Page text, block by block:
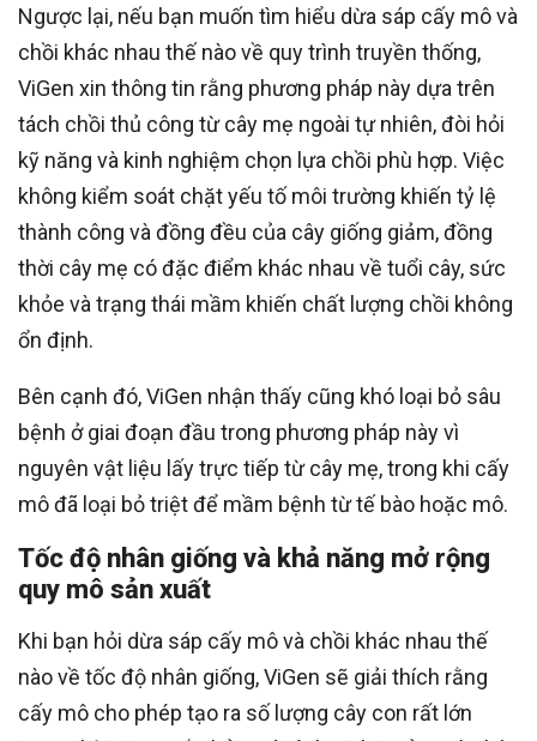
Ngược lại, nếu bạn muốn tìm hiểu dừa sáp cấy mô và
chồi khác nhau thế nào về quy trình truyền thống,
ViGen xin thông tin rằng phương pháp này dựa trên
tách chồi thủ công từ cây mẹ ngoài tự nhiên, đòi hỏi
kỹ năng và kinh nghiệm chọn lựa chồi phù hợp. Việc
không kiểm soát chặt yếu tố môi trường khiến tỷ lệ
thành công và đồng đều của cây giống giảm, đồng
thời cây mẹ có đặc điểm khác nhau về tuổi cây, sức
khỏe và trạng thái mầm khiến chất lượng chồi không
ổn định.
Bên cạnh đó, ViGen nhận thấy cũng khó loại bỏ sâu
bệnh ở giai đoạn đầu trong phương pháp này vì
nguyên vật liệu lấy trực tiếp từ cây mẹ, trong khi cấy
mô đã loại bỏ triệt để mầm bệnh từ tế bào hoặc mô.
Tốc độ nhân giống và khả năng mở rộng
quy mô sản xuất
Khi bạn hỏi dừa sáp cấy mô và chồi khác nhau thế
nào về tốc độ nhân giống, ViGen sẽ giải thích rằng
cấy mô cho phép tạo ra số lượng cây con rất lớn